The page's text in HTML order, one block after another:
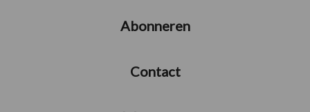
Abonneren
Contact